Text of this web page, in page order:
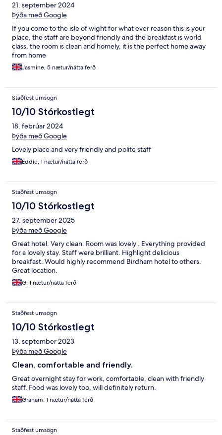
21. september 2024
Þýða með Google
If you come to the isle of wight for what ever reason this is your
place, the staff are beyond friendly and the breakfast is world
class, the room is clean and homely, it is the perfect home away
from home
Jasmine, 5 nætur/nátta ferð
Staðfest umsögn
10/10 Stórkostlegt
18. febrúar 2024
Þýða með Google
Lovely place and very friendly and polite staff
Eddie, 1 nætur/nátta ferð
Staðfest umsögn
10/10 Stórkostlegt
27. september 2025
Þýða með Google
Great hotel. Very clean. Room was lovely . Everything provided
for a lovely stay. Staff were brilliant. Highlight delicious
breakfast. Would highly recommend Birdham hotel to others.
Great location.
G, 1 nætur/nátta ferð
Staðfest umsögn
10/10 Stórkostlegt
13. september 2023
Þýða með Google
Clean, comfortable and friendly.
Great overnight stay for work, comfortable, clean with friendly
staff. Food was lovely too, will definitely return.
Graham, 1 nætur/nátta ferð
Staðfest umsögn